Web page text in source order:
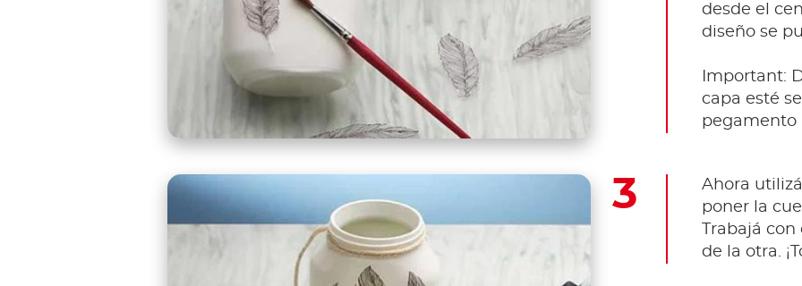
desde el
diseño se
Important:
capa esté
pegamento
Ahora
poner la
Trabajá
de la otra.